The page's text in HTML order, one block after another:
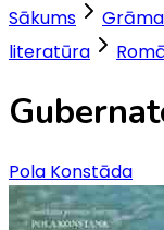
Sākums
literatūra
Pola Konstāda